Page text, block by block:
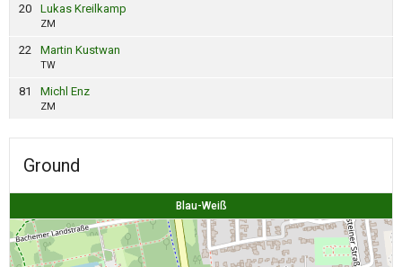
20 Lukas Kreilkamp
ZM
22 Martin Kustwan
TW
81 Michl Enz
ZM
Ground
Blau-Weiß